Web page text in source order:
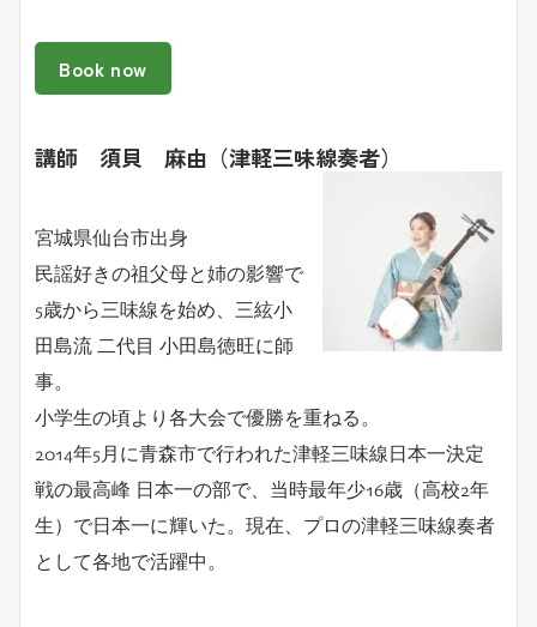
Book now
講師 須貝 麻由（津軽三味線奏者）
宮城県仙台市出身
民謡好きの祖父母と姉の影響で
5歳から三味線を始め、三絃小
田島流 二代目 小田島徳旺に師
事。
小学生の頃より各大会で優勝を重ねる。
2014年5月に青森市で行われた津軽三味線日本一決定
戦の最高峰 日本一の部で、当時最年少16歳（高校2年
生）で日本一に輝いた。現在、プロの津軽三味線奏者
として各地で活躍中。